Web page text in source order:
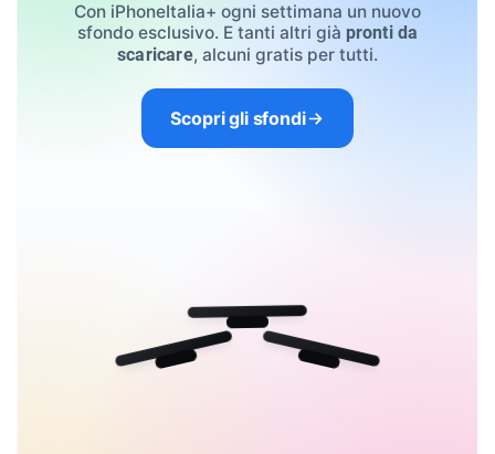
Con iPhoneItalia+ ogni settimana un nuovo
sfondo esclusivo. E tanti altri già pronti da
scaricare, alcuni gratis per tutti.
Scopri gli sfondi